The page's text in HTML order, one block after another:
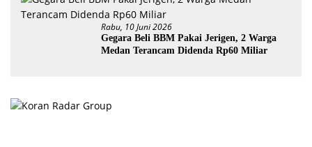
Rabu, 10 Juni 2026
Gegara Beli BBM Pakai Jerigen, 2 Warga
Medan Terancam Didenda Rp60 Miliar